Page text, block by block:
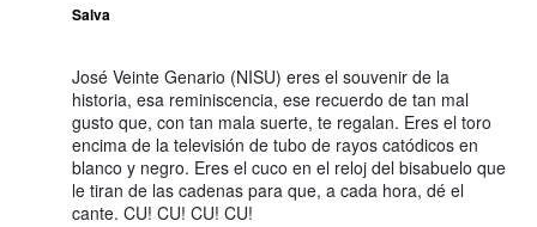
Salva
José Veinte Genario (NISU) eres el souvenir de la
historia, esa reminiscencia, ese recuerdo de tan mal
gusto que, con tan mala suerte, te regalan. Eres el toro
encima de la televisión de tubo de rayos catódicos en
blanco y negro. Eres el cuco en el reloj del bisabuelo que
le tiran de las cadenas para que, a cada hora, dé el
cante. CU! CU! CU! CU!